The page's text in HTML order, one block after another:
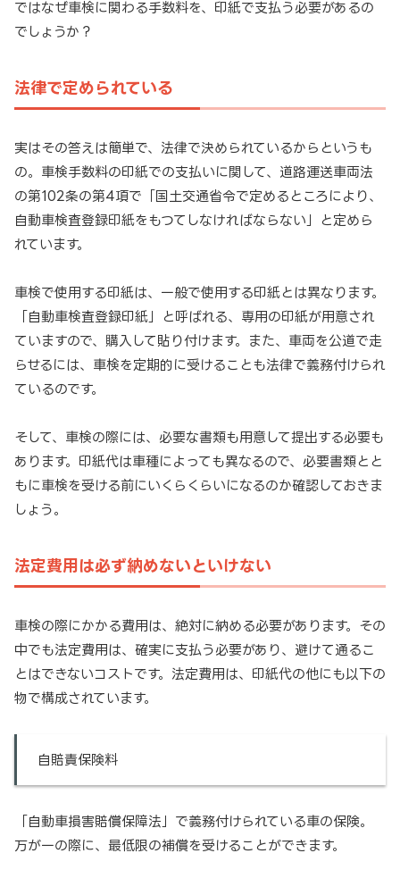
ではなぜ車検に関わる手数料を、印紙で支払う必要があるの
でしょうか？
法律で定められている
実はその答えは簡単で、法律で決められているからというも
の。車検手数料の印紙での支払いに関して、道路運送車両法
の第102条の第4項で「国土交通省令で定めるところにより、
自動車検査登録印紙をもつてしなければならない」と定めら
れています。
車検で使用する印紙は、一般で使用する印紙とは異なります。
「自動車検査登録印紙」と呼ばれる、専用の印紙が用意され
ていますので、購入して貼り付けます。また、車両を公道で走
らせるには、車検を定期的に受けることも法律で義務付けられ
ているのです。
そして、車検の際には、必要な書類も用意して提出する必要も
あります。印紙代は車種によっても異なるので、必要書類とと
もに車検を受ける前にいくらくらいになるのか確認しておきま
しょう。
法定費用は必ず納めないといけない
車検の際にかかる費用は、絶対に納める必要があります。その
中でも法定費用は、確実に支払う必要があり、避けて通るこ
とはできないコストです。法定費用は、印紙代の他にも以下の
物で構成されています。
自賠責保険料
「自動車損害賠償保障法」で義務付けられている車の保険。
万が一の際に、最低限の補償を受けることができます。